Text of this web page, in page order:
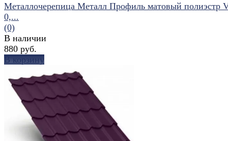
избранное сравнить
Металлочерепица Металл Профиль матовый полиэстр
0,...
(0)
В наличии
880 руб.
В корзину